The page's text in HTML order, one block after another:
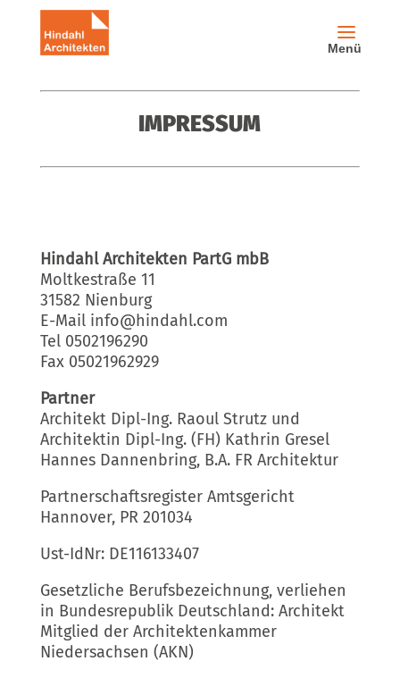
IMPRESSUM
Hindahl Architekten PartG mbB
Moltkestraße 11
31582 Nienburg
E-Mail info@hindahl.com
Tel 0502196290
Fax 05021962929
Partner
Architekt Dipl-Ing. Raoul Strutz und
Architektin Dipl-Ing. (FH) Kathrin Gresel
Hannes Dannenbring, B.A. FR Architektur
Partnerschaftsregister Amtsgericht
Hannover, PR 201034
Ust-IdNr: DE116133407
Gesetzliche Berufsbezeichnung, verliehen
in Bundesrepublik Deutschland: Architekt
Mitglied der Architektenkammer
Niedersachsen (AKN)